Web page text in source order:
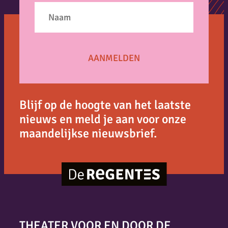
Blijf op de hoogte van het laatste
nieuws en meld je aan voor onze
maandelijkse nieuwsbrief.